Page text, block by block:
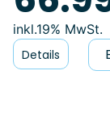
19% MwSt.
Details